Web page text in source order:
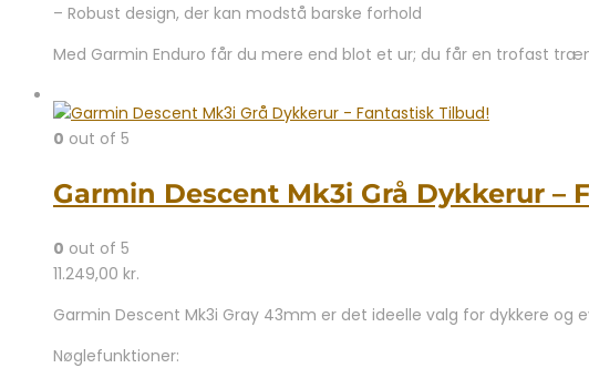
– Robust design, der kan modstå barske forhold
Med Garmin Enduro får du mere end blot et ur; du får en trofast
0 out of 5
Garmin Descent Mk3i Grå Dykkerur –
0 out of 5
11.249,00 kr.
Garmin Descent Mk3i Gray 43mm er det ideelle valg for dykkere
Nøglefunktioner: